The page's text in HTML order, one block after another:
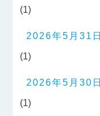
(1)
2026年5月31日
(1)
2026年5月30日
(1)